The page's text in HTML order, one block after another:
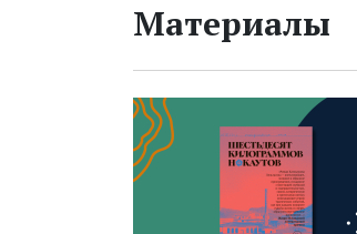
Материалы